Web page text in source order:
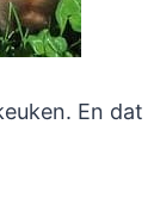
En dat